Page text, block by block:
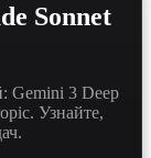
Sonnet
Gemini 3 Deep
Узнайте,